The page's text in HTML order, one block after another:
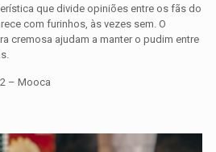
que divide opiniões entre os fãs do
com furinhos, às vezes sem. O
cremosa ajudam a manter o pudim entre
– Mooca